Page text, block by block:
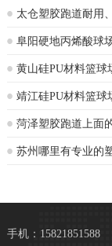
太仓塑胶跑道耐用
阜阳硬地丙烯酸球
黄山硅PU材料篮球
靖江硅PU材料篮球
菏泽塑胶跑道上面
苏州哪里有专业的
手机：15821851588